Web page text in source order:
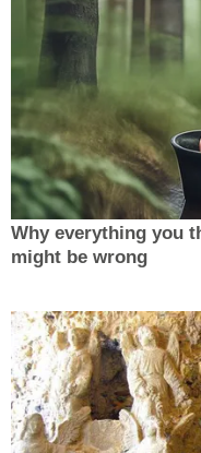
Why everything you
might be wrong